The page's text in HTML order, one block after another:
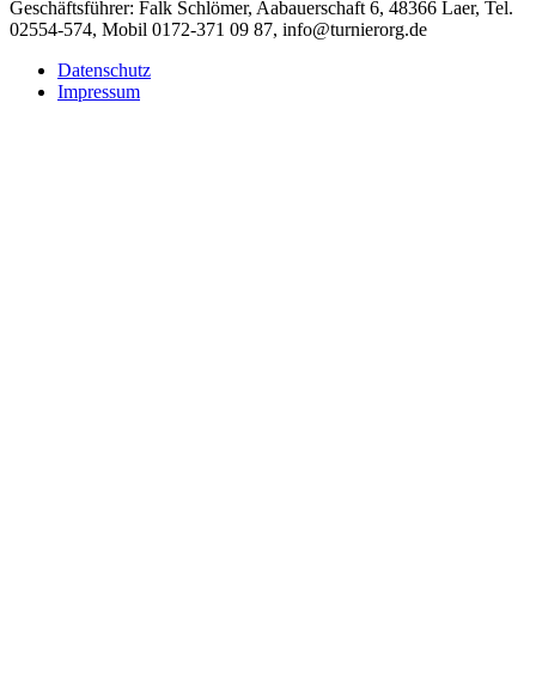
Geschäftsführer: Falk Schlömer, Aabauerschaft 6, 48366 Laer, Tel.
02554-574, Mobil 0172-371 09 87, info@turnierorg.de
Datenschutz
Impressum